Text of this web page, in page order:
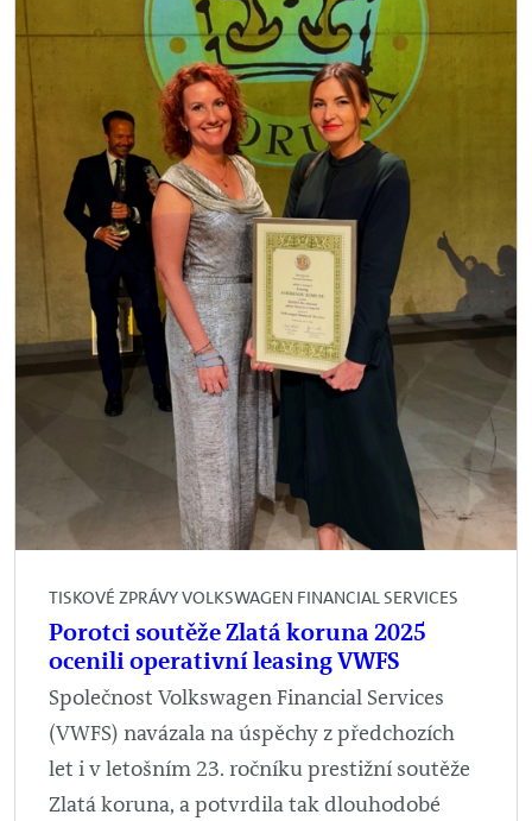
TISKOVÉ ZPRÁVY VOLKSWAGEN FINANCIAL SERVICES
Porotci soutěže Zlatá koruna 2025
ocenili operativní leasing VWFS
Společnost Volkswagen Financial Services
(VWFS) navázala na úspěchy z předchozích
let i v letošním 23. ročníku prestižní soutěže
Zlatá koruna, a potvrdila tak dlouhodobé